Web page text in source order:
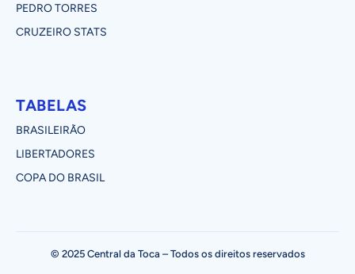
PEDRO TORRES
CRUZEIRO STATS
TABELAS
BRASILEIRÃO
LIBERTADORES
COPA DO BRASIL
© 2025 Central da Toca – Todos os direitos reservados